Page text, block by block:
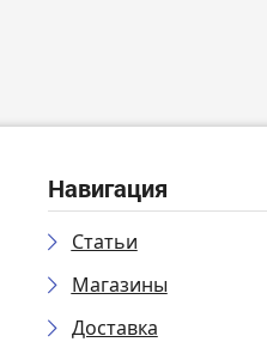
Навигация
Статьи
Магазины
Доставка